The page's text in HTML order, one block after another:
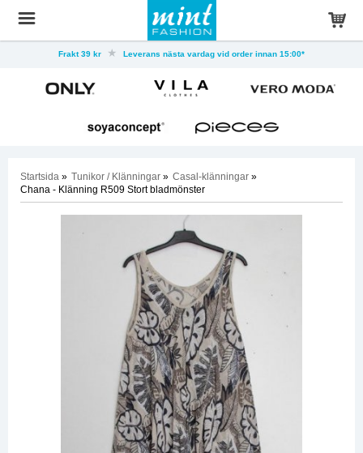
Frakt 39 kr Leverans nästa vardag vid order innan 15:00*
Startsida » Tunikor / Klänningar » Casal-klänningar »
Chana - Klänning R509 Stort bladmönster